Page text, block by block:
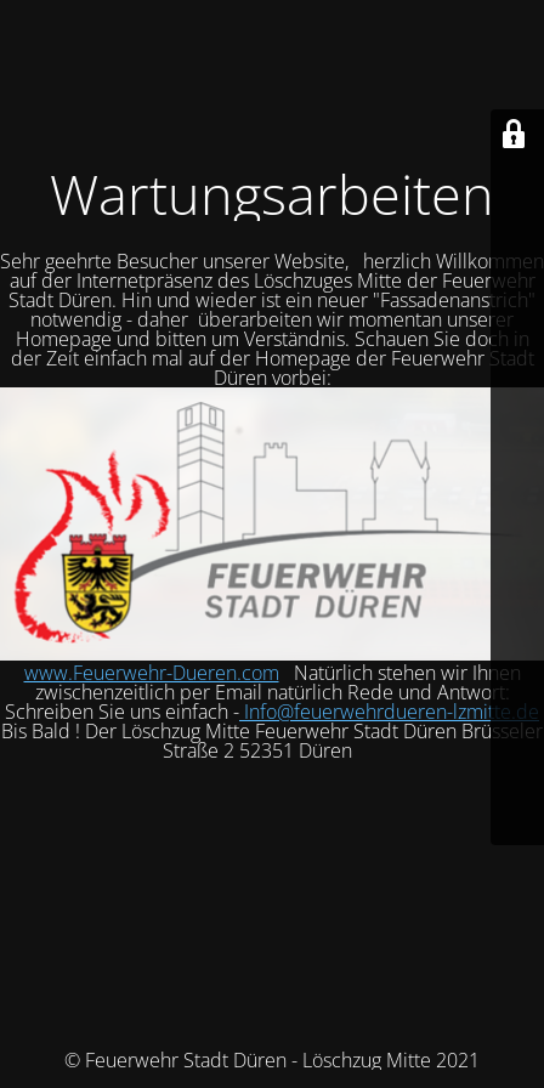
Wartungsarbeiten
Sehr geehrte Besucher unserer Website, herzlich Willkommen
auf der Internetpräsenz des Löschzuges Mitte der Feuerwehr
Stadt Düren. Hin und wieder ist ein neuer "Fassadenanstrich"
notwendig - daher überarbeiten wir momentan unserer
Homepage und bitten um Verständnis. Schauen Sie doch in
der Zeit einfach mal auf der Homepage der Feuerwehr Stadt
Düren vorbei:
www.Feuerwehr-Dueren.com Natürlich stehen wir Ihnen
zwischenzeitlich per Email natürlich Rede und Antwort:
Schreiben Sie uns einfach - Info@feuerwehrdueren-lzmitte.de
Bis Bald ! Der Löschzug Mitte Feuerwehr Stadt Düren Brüsseler
Straße 2 52351 Düren
© Feuerwehr Stadt Düren - Löschzug Mitte 2021